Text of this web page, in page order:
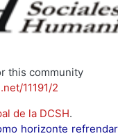
this community
11191/2
de la DCSH.
horizonte